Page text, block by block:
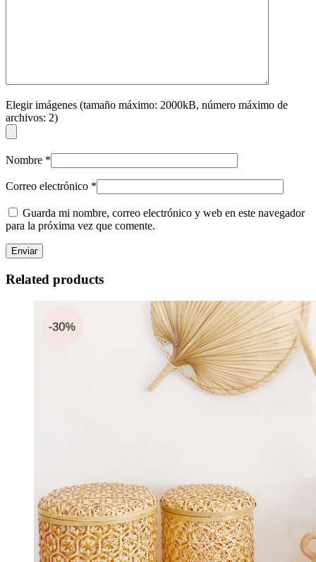
Elegir imágenes (tamaño máximo: 2000kB, número máximo de
archivos: 2)
Nombre *
Correo electrónico *
Guarda mi nombre, correo electrónico y web en este navegador
para la próxima vez que comente.
Related products